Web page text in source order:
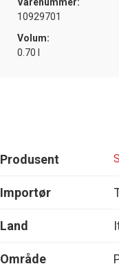
10929701
Volum:
0.70 l
Produsent
Importør
Land
Område